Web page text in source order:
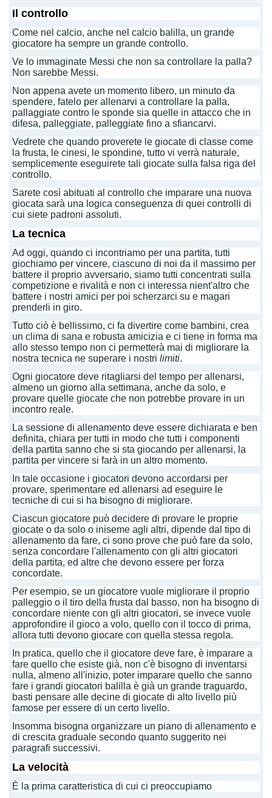
Il controllo
Come nel calcio, anche nel calcio balilla, un grande
giocatore ha sempre un grande controllo.
Ve lo immaginate Messi che non sa controllare la palla?
Non sarebbe Messi.
Non appena avete un momento libero, un minuto da
spendere, fatelo per allenarvi a controllare la palla,
pallaggiate contro le sponde sia quelle in attacco che in
difesa, palleggiate, palleggiate fino a sfiancarvi.
Vedrete che quando proverete le giocate di classe come
la frusta, le cinesi, le spondine, tutto vi verrà naturale,
semplicemente eseguirete tali giocate sulla falsa riga del
controllo.
Sarete così abituati al controllo che imparare una nuova
giocata sarà una logica conseguenza di quei controlli di
cui siete padroni assoluti.
La tecnica
Ad oggi, quando ci incontriamo per una partita, tutti
giochiamo per vincere, ciascuno di noi da il massimo per
battere il proprio avversario, siamo tutti concentrati sulla
competizione e rivalità e non ci interessa nient'altro che
battere i nostri amici per poi scherzarci su e magari
prenderli in giro.
Tutto ciò è bellissimo, ci fa divertire come bambini, crea
un clima di sana e robusta amicizia e ci tiene in forma ma
allo stesso tempo non ci permetterà mai di migliorare la
nostra tecnica ne superare i nostrilimiti.
Ogni giocatore deve ritagliarsi del tempo per allenarsi,
almeno un giorno alla settimana, anche da solo, e
provare quelle giocate che non potrebbe provare in un
incontro reale.
La sessione di allenamento deve essere dichiarata e ben
definita, chiara per tutti in modo che tutti i componenti
della partita sanno che si sta giocando per allenarsi, la
partita per vincere si farà in un altro momento.
In tale occasione i giocatori devono accordarsi per
provare, sperimentare ed allenarsi ad eseguire le
tecniche di cui si ha bisogno di migliorare.
Ciascun giocatore può decidere di provare le proprie
giocate o da solo o iniseme agli altri, dipende dal tipo di
allenamento da fare, ci sono prove che può fare da solo,
senza concordare l'allenamento con gli altri giocatori
della partita, ed altre che devono essere per forza
concordate.
Per esempio, se un giocatore vuole migliorare il proprio
palleggio o il tiro della frusta dal basso, non ha bisogno di
concordare niente con gli altri giocatori, se invece vuole
approfondire il gioco a volo, quello con il tocco di prima,
allora tutti devono giocare con quella stessa regola.
In pratica, quello che il giocatore deve fare, è imparare a
fare quello che esiste già, non c'è bisogno di inventarsi
nulla, almeno all'inizio, poter imparare quello che sanno
fare i grandi giocatori balilla è già un grande traguardo,
basti pensare alle decine di giocate di alto livello più
famose per essere di un certo livello.
Insomma bisogna organizzare un piano di allenamento e
di crescita graduale secondo quanto suggerito nei
paragrafi successivi.
La velocità
È la prima caratteristica di cui ci preoccupiamo